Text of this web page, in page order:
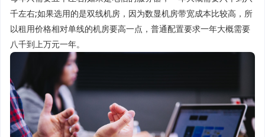
千左右;如果选用的是双线机房，因为数显机房带宽成本比较高，所
以租用价格相对单线的机房要高一点，普通配置要求一年大概需要
八千到上万元一年。